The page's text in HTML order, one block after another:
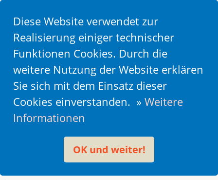
Diese Website verwendet zur
Realisierung einiger technischer
Funktionen Cookies. Durch die
weitere Nutzung der Website erklären
Sie sich mit dem Einsatz dieser
Cookies einverstanden. » Weitere
Informationen
OK und weiter!